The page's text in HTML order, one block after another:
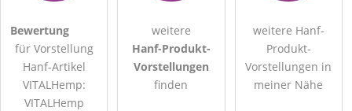
Bewertung
für Vorstellung
Hanf-Artikel
VITALHemp:
VITALHemp
weitere
Hanf-Produkt-
Vorstellungen
finden
weitere Hanf-
Produkt-
Vorstellungen in
meiner Nähe